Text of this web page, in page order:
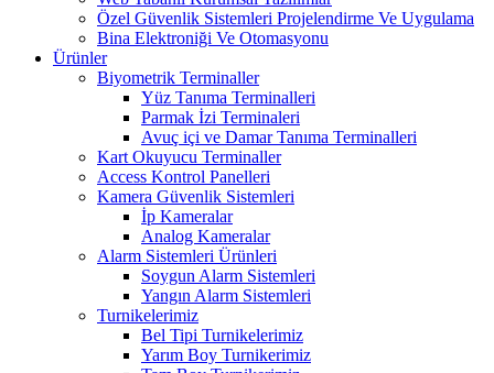
Özel Güvenlik Sistemleri Projelendirme Ve Uygulama
Bina Elektroniği Ve Otomasyonu
Ürünler
Biyometrik Terminaller
Yüz Tanıma Terminalleri
Parmak İzi Terminaleri
Avuç içi ve Damar Tanıma Terminalleri
Kart Okuyucu Terminaller
Access Kontrol Panelleri
Kamera Güvenlik Sistemleri
İp Kameralar
Analog Kameralar
Alarm Sistemleri Ürünleri
Soygun Alarm Sistemleri
Yangın Alarm Sistemleri
Turnikelerimiz
Bel Tipi Turnikelerimiz
Yarım Boy Turnikerimiz